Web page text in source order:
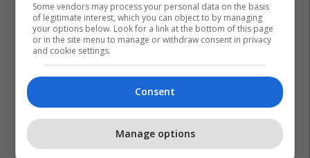
Reklamo këtu
Some vendors may process your personal data on the basis
of legitimate interest, which you can object to by managing
your options below. Look for a link at the bottom of this page
or in the site menu to manage or withdraw consent in privacy
and cookie settings.
Consent
Manage options